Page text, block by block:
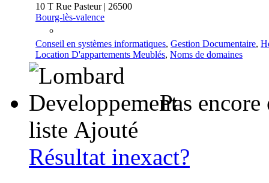
10 T Rue Pasteur | 26500
Bourg-lès-valence
Conseil en systèmes informatiques, Gestion Documentaire,
Location D'appartements Meublés, Noms de domaines
Pas encore
liste Ajouté
Résultat inexact?